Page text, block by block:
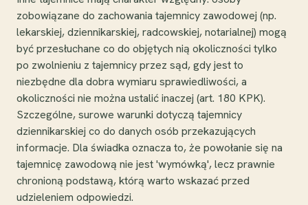
zobowiązane do zachowania tajemnicy zawodowej (np.
lekarskiej, dziennikarskiej, radcowskiej, notarialnej) mogą
być przesłuchane co do objętych nią okoliczności tylko
po zwolnieniu z tajemnicy przez sąd, gdy jest to
niezbędne dla dobra wymiaru sprawiedliwości, a
okoliczności nie można ustalić inaczej (art. 180 KPK).
Szczególne, surowe warunki dotyczą tajemnicy
dziennikarskiej co do danych osób przekazujących
informacje. Dla świadka oznacza to, że powołanie się na
tajemnicę zawodową nie jest 'wymówką', lecz prawnie
chronioną podstawą, którą warto wskazać przed
udzieleniem odpowiedzi.